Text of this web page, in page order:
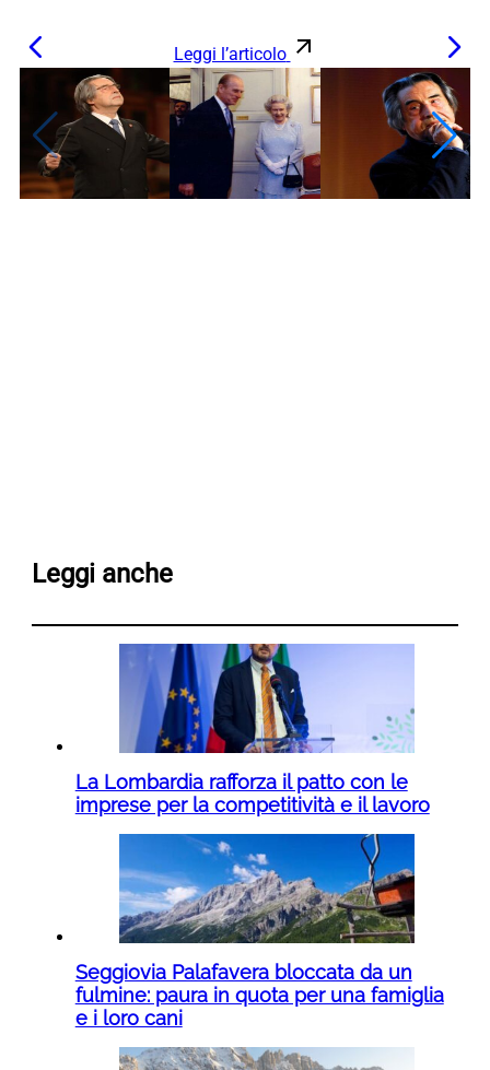
Leggi l’articolo
Leggi anche
La Lombardia rafforza il patto con le
imprese per la competitività e il lavoro
Seggiovia Palafavera bloccata da un
fulmine: paura in quota per una famiglia
e i loro cani